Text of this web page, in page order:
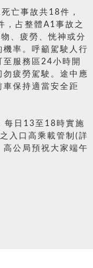
亡事故共18件，
，占整體A1事故之
、疲勞、恍神或分
率。呼籲駕駛人行
服務區24小時開
疲勞駕駛。途中應
保持適當安全距
每日13至18時實施
入口高乘載管制(詳
公局預祝大家端午